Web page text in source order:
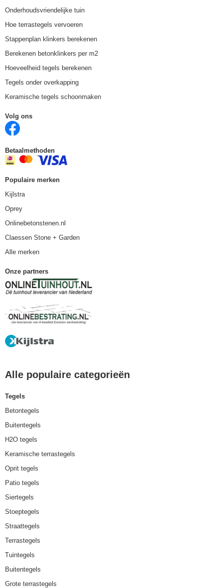
Onderhoudsvriendelijke tuin
Hoe terrastegels vervoeren
Stappenplan klinkers berekenen
Berekenen betonklinkers per m2
Hoeveelheid tegels berekenen
Tegels onder overkapping
Keramische tegels schoonmaken
Volg ons
Betaalmethoden
Populaire merken
Kijlstra
Oprey
Onlinebetonstenen.nl
Claessen Stone + Garden
Alle merken
Onze partners
Alle populaire categorieën
Tegels
Betontegels
Buitentegels
H2O tegels
Keramische terrastegels
Oprit tegels
Patio tegels
Siertegels
Stoeptegels
Straattegels
Terrastegels
Tuintegels
Buitentegels
Grote terrastegels